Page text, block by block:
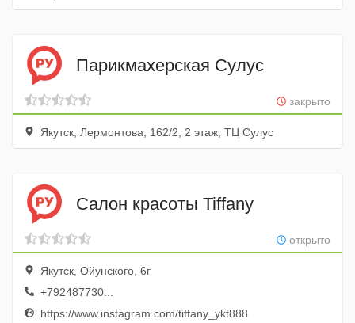
Парикмахерская Сулус
закрыто
Якутск, Лермонтова, 162/2, 2 этаж; ТЦ Сулус
Салон красоты Tiffany
открыто
Якутск, Ойунского, 6г
+792487730...
https://www.instagram.com/tiffany_ykt888